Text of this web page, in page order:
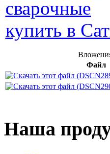
Файл
Наша